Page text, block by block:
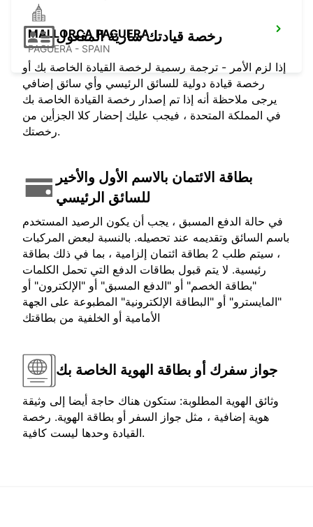
MALLORCA PAGUERA
PAGUERA - SPAIN
رخصة قيادتك سارية المفعول
إذا لزم الأمر - ترجمة رسمية لرخصة القيادة الخاصة بك أو
رخصة قيادة دولية للسائق الرئيسي وأي سائق إضافي
يرجى ملاحظة أنه إذا تم إصدار رخصة القيادة الخاصة بك
في المملكة المتحدة ، فيجب عليك إحضار كلا الجزأين من
رخصتك.
بطاقة الائتمان بالاسم الأول والأخير
للسائق الرئيسي
في حالة الدفع المسبق ، يجب أن يكون الرصيد المستخدم
باسم السائق وتقديمه عند تحصيله. بالنسبة لبعض المركبات
، سيتم طلب 2 بطاقة ائتمان إلزامية ، بما في ذلك بطاقة
رئيسية. لا يتم قبول بطاقات الدفع التي تحمل الكلمات
"بطاقة الخصم" أو "الدفع المسبق" أو "الإلكترون" أو
"المايسترو" أو "البطاقة الإلكترونية" المطبوعة على الجهة
الأمامية أو الخلفية من بطاقتك
جواز سفرك أو بطاقة الهوية الخاصة بك
وثائق الهوية المطلوبة: ستكون هناك حاجة أيضا إلى وثيقة
هوية إضافية ، مثل جواز السفر أو بطاقة الهوية. رخصة
القيادة وحدها ليست كافية.